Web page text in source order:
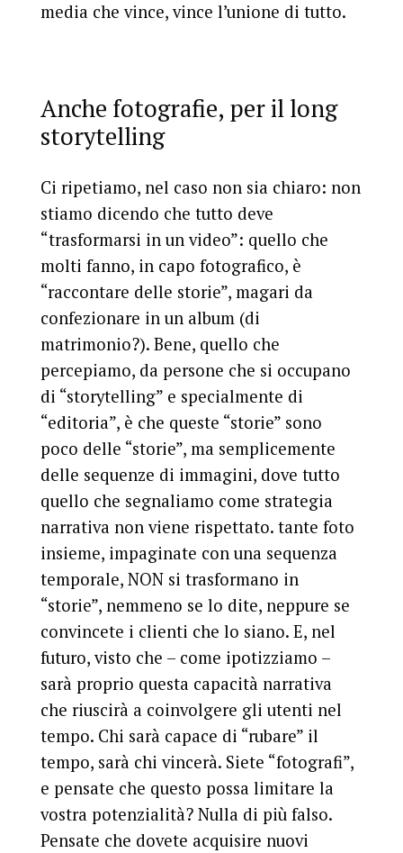
media che vince, vince l’unione di tutto.
Anche fotografie, per il long
storytelling
Ci ripetiamo, nel caso non sia chiaro: non
stiamo dicendo che tutto deve
“trasformarsi in un video”: quello che
molti fanno, in capo fotografico, è
“raccontare delle storie”, magari da
confezionare in un album (di
matrimonio?). Bene, quello che
percepiamo, da persone che si occupano
di “storytelling” e specialmente di
“editoria”, è che queste “storie” sono
poco delle “storie”, ma semplicemente
delle sequenze di immagini, dove tutto
quello che segnaliamo come strategia
narrativa non viene rispettato. tante foto
insieme, impaginate con una sequenza
temporale, NON si trasformano in
“storie”, nemmeno se lo dite, neppure se
convincete i clienti che lo siano. E, nel
futuro, visto che – come ipotizziamo –
sarà proprio questa capacità narrativa
che riuscirà a coinvolgere gli utenti nel
tempo. Chi sarà capace di “rubare” il
tempo, sarà chi vincerà. Siete “fotografi”,
e pensate che questo possa limitare la
vostra potenzialità? Nulla di più falso.
Pensate che dovete acquisire nuovi